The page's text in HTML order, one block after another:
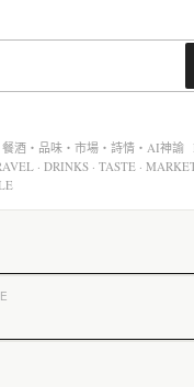
酒・品味・市場・詩情・AI神諭
· DRINKS · TASTE ·